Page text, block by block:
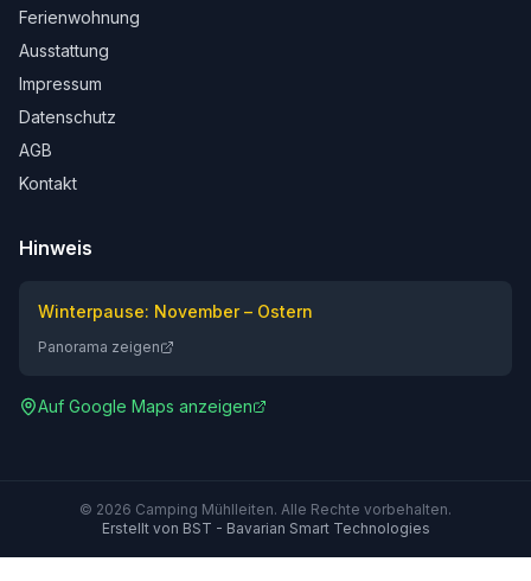
Ferienwohnung
Ausstattung
Impressum
Datenschutz
AGB
Kontakt
Hinweis
Winterpause: November – Ostern
Panorama zeigen
Auf Google Maps anzeigen
© 2026 Camping Mühlleiten. Alle Rechte vorbehalten.
Erstellt von BST - Bavarian Smart Technologies